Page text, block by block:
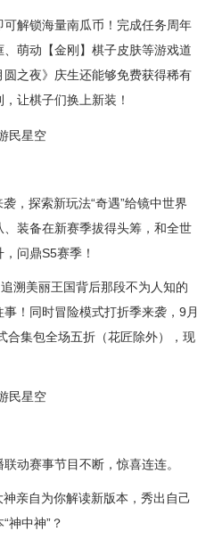
解锁海量南瓜币！完成任务周年
萌动【金刚】棋子皮肤等游戏道
之夜》庆生还能够免费获得稀有
让棋子们换上新装！
，探索新玩法“奇遇”给镜中世界
装备在新赛季拔得头筹，和全世
问鼎S5赛季！
溯美丽王国背后那段不为人知的
！同时冒险模式打折季来袭，9月
合集包全场五折（花匠除外），现
动赛事节目不断，惊喜连连。
亲自为你解读新版本，秀出自己
神中神”？